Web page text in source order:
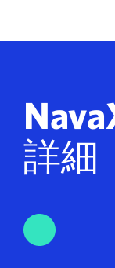
詳細